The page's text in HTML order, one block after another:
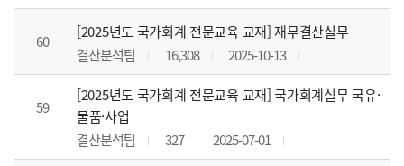
60
[2025년도 국가회계 전문교육 교재] 재무결산실무
결산분석팀
16,308 2025-10-13
59
[2025년도 국가회계 전문교육 교재] 국가회계실무 국유·
물품·사업
결산분석팀
327 2025-07-01